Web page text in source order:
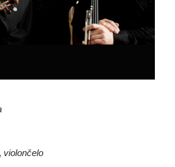
, violončelo